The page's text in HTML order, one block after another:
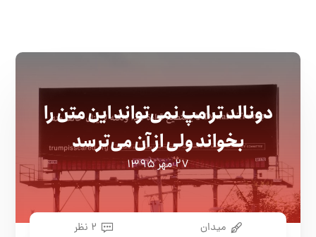
دونالد ترامپ نمی‌تواند این متن را
بخواند ولی از آن می‌ترسد
۲۷ مهر ۱۳۹۵
میدان ۲ نظر